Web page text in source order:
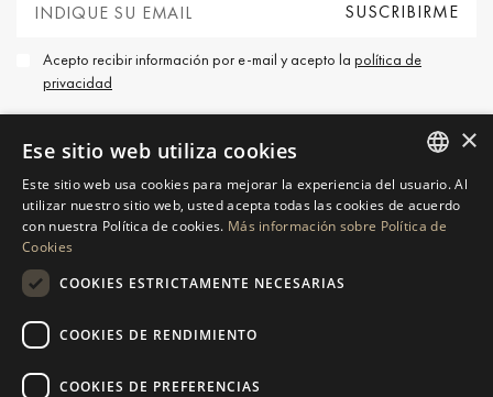
Acepto recibir información por e-mail y acepto la política de
privacidad
PÓNGASE EN CONTACTO
SOLICITAR MÁS INFORMACIÓN
ENVÍENOS UN MENSAJE
ENGLISH
SPANISH
×
Ese sitio web utiliza cookies
Este sitio web usa cookies para mejorar la experiencia del usuario. Al
utilizar nuestro sitio web, usted acepta todas las cookies de acuerdo
con nuestra Política de cookies. Más información sobre Política de
Cookies
COOKIES ESTRICTAMENTE NECESARIAS
COOKIES DE RENDIMIENTO
COOKIES DE PREFERENCIAS